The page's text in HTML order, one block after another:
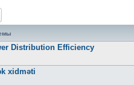
Distribution Efficiency
xidməti